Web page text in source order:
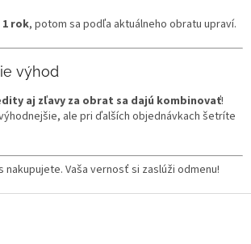
1 rok, potom sa podľa aktuálneho obratu upraví.
výhod
aj zľavy za obrat sa dajú kombinovať!
ale pri ďalších objednávkach šetríte
nakupujete. Vaša vernosť si zaslúži odmenu!